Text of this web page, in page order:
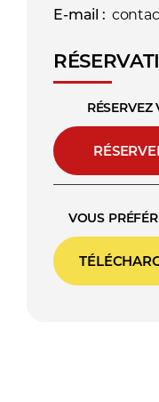
E-mail :
RÉSERVEZ
VOUS